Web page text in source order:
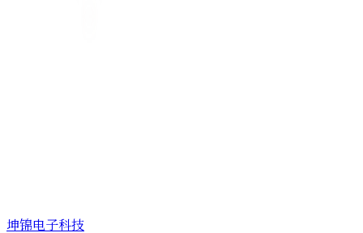
坤锦电子科技